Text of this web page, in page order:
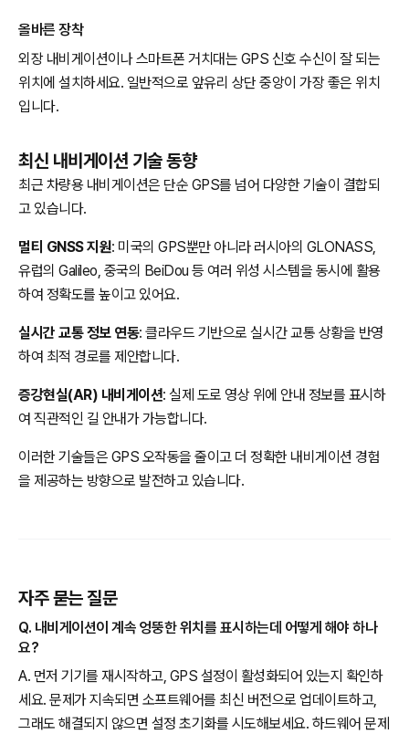
올바른 장착
외장 내비게이션이나 스마트폰 거치대는 GPS 신호 수신이 잘 되는
위치에 설치하세요. 일반적으로 앞유리 상단 중앙이 가장 좋은 위치
입니다.
최신 내비게이션 기술 동향
최근 차량용 내비게이션은 단순 GPS를 넘어 다양한 기술이 결합되
고 있습니다.
멀티 GNSS 지원: 미국의 GPS뿐만 아니라 러시아의 GLONASS,
유럽의 Galileo, 중국의 BeiDou 등 여러 위성 시스템을 동시에 활용
하여 정확도를 높이고 있어요.
실시간 교통 정보 연동: 클라우드 기반으로 실시간 교통 상황을 반영
하여 최적 경로를 제안합니다.
증강현실(AR) 내비게이션: 실제 도로 영상 위에 안내 정보를 표시하
여 직관적인 길 안내가 가능합니다.
이러한 기술들은 GPS 오작동을 줄이고 더 정확한 내비게이션 경험
을 제공하는 방향으로 발전하고 있습니다.
자주 묻는 질문
Q. 내비게이션이 계속 엉뚱한 위치를 표시하는데 어떻게 해야 하나
요?
A. 먼저 기기를 재시작하고, GPS 설정이 활성화되어 있는지 확인하
세요. 문제가 지속되면 소프트웨어를 최신 버전으로 업데이트하고,
그래도 해결되지 않으면 설정 초기화를 시도해보세요. 하드웨어 문제